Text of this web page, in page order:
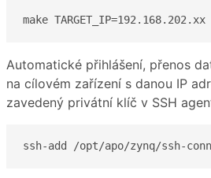
make
Automatické přihlášení, přenos
na cílovém zařízení s danou IP
zavedený privátní klíč v SSH
ssh-add /opt/apo/zynq/ssh-